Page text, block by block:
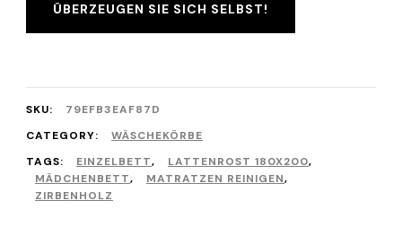
ÜBERZEUGEN SIE SICH SELBST!
SKU:
79EFB3EAF87D
CATEGORY:
WÄSCHEKÖRBE
TAGS:
EINZELBETT, LATTENROST 180X200,
MÄDCHENBETT, MATRATZEN REINIGEN,
ZIRBENHOLZ